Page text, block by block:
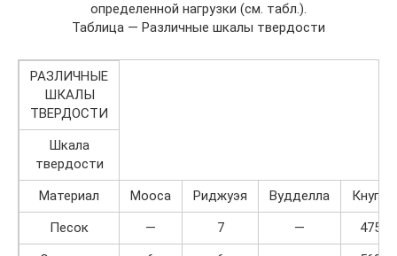
определенной нагрузки (см. табл.).
Таблица — Различные шкалы твердости
РАЗЛИЧНЫЕ
ШКАЛЫ
ТВЕРДОСТИ
Шкала
твердости
Материал
Мооса Риджуэя Вудделла
Кнупа
Песок
— 7 —
475